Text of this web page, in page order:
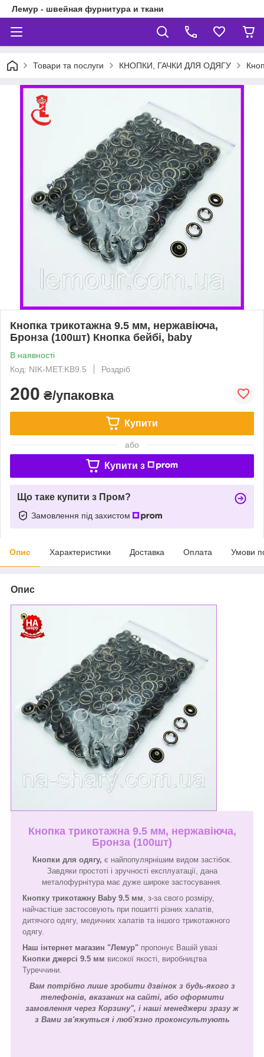
Лемур - швейная фурнитура и ткани
Товари та послуги КНОПКИ, ГАЧКИ ДЛЯ ОДЯГУ
Кнопка трикотажна 9.5 мм, нержавіюча,
Бронза (100шт) Кнопка бейбі, baby
В наявності
Код: NIK-MET:KB9.5
Роздріб
200 ₴/упаковка
Купити
або
Купити з
Що таке купити з Пром?
Замовлення під захистом
Опис Характеристики Доставка Оплата Умови
Опис
Кнопка трикотажна 9.5 мм, нержавіюча,
Бронза (100шт)
Кнопки для одягу, є найпопулярнішим видом застібок.
Завдяки простоті і зручності експлуатації, дана
металофурнітура має дуже широке застосування.
Кнопку трикотажну Baby 9.5 мм , з-за свого розміру,
найчастіше застосовують при пошитті різних халатів,
дитячого одягу, медичних халатів та іншого трикотажного
одягу.
Наш інтернет магазин "Лемур" пропонує Вашій увазі
Кнопки джерсі 9.5 мм високої якості, виробництва
Туреччини.
Вам потрібно лише зробити дзвінок з будь-якого з
телефонів, вказаних на сайті, або оформити
замовлення через Корзину", і наші менеджери зразу ж
з Вами зв'яжуться і люб'язно проконсультують